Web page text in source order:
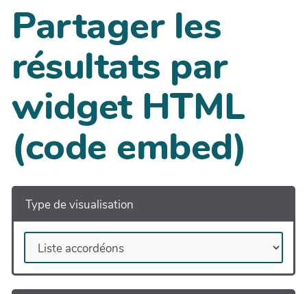
Partager les
résultats par
widget HTML
(code embed)
Type de visualisation